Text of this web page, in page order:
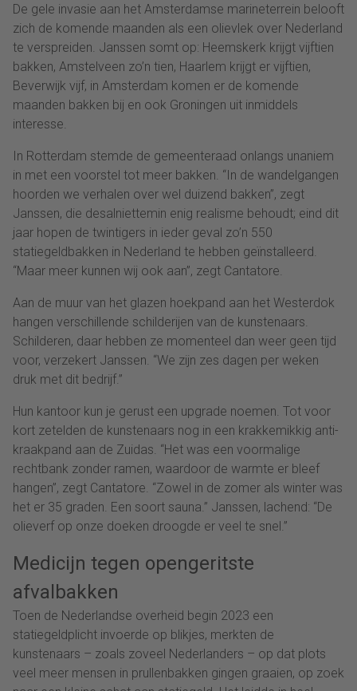
De gele invasie aan het Amsterdamse marineterrein belooft
zich de komende maanden als een olievlek over Nederland
te verspreiden. Janssen somt op: Heemskerk krijgt vijftien
bakken, Amstelveen zo’n tien, Haarlem krijgt er vijftien,
Beverwijk vijf, in Amsterdam komen er de komende
maanden bakken bij en ook Groningen uit inmiddels
interesse.
In Rotterdam stemde de gemeenteraad onlangs unaniem
in met een voorstel tot meer bakken. “In de wandelgangen
hoorden we verhalen over wel duizend bakken”, zegt
Janssen, die desalniettemin enig realisme behoudt; eind dit
jaar hopen de twintigers in ieder geval zo’n 550
statiegeldbakken in Nederland te hebben geïnstalleerd.
“Maar meer kunnen wij ook aan”, zegt Cantatore.
Aan de muur van het glazen hoekpand aan het Westerdok
hangen verschillende schilderijen van de kunstenaars.
Schilderen, daar hebben ze momenteel dan weer geen tijd
voor, verzekert Janssen. “We zijn zes dagen per weken
druk met dit bedrijf.”
Hun kantoor kun je gerust een upgrade noemen. Tot voor
kort zetelden de kunstenaars nog in een krakkemikkig anti-
kraakpand aan de Zuidas. “Het was een voormalige
rechtbank zonder ramen, waardoor de warmte er bleef
hangen”, zegt Cantatore. “Zowel in de zomer als winter was
het er 35 graden. Een soort sauna.” Janssen, lachend: “De
olieverf op onze doeken droogde er veel te snel.”
Medicijn tegen opengeritste
afvalbakken
Toen de Nederlandse overheid begin 2023 een
statiegeldplicht invoerde op blikjes, merkten de
kunstenaars – zoals zoveel Nederlanders – op dat plots
veel meer mensen in prullenbakken gingen graaien, op zoek